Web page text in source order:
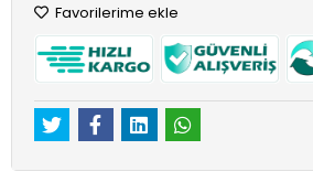
Favorilerime ekle